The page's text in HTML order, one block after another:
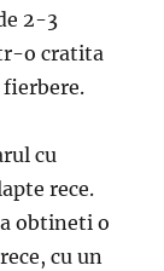
2-3
o cratita
cu
rece.
obtineti o
cu un